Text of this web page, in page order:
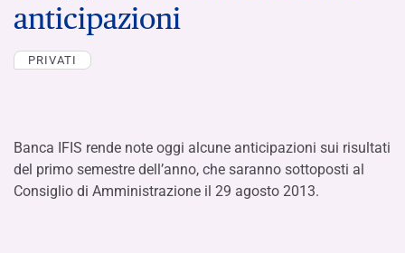
anticipazioni
PRIVATI
Banca IFIS rende note oggi alcune anticipazioni sui risultati
del primo semestre dell’anno, che saranno sottoposti al
Consiglio di Amministrazione il 29 agosto 2013.